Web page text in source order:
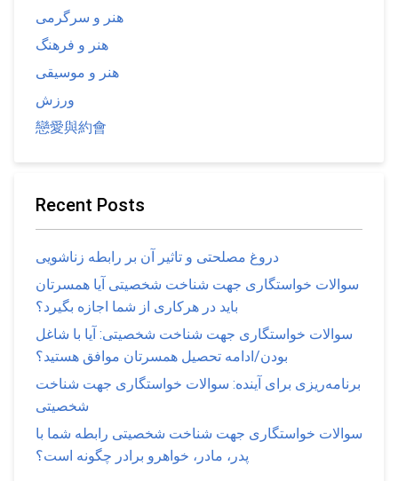
هنر و سرگرمی
هنر و فرهنگ
هنر و موسیقی
ورزش
戀愛與約會
Recent Posts
دروغ مصلحتی و تاثیر آن بر رابطه زناشویی
سوالات خواستگاری جهت شناخت شخصیتی آیا همسرتان
باید در هرکاری از شما اجازه بگیرد؟
سوالات خواستگاری جهت شناخت شخصیتی: آیا با شاغل
بودن/ادامه تحصیل همسرتان موافق هستید؟
برنامه‌ریزی برای آینده: سوالات خواستگاری جهت شناخت
شخصیتی
سوالات خواستگاری جهت شناخت شخصیتی رابطه شما با
پدر، مادر، خواهرو برادر چگونه است؟